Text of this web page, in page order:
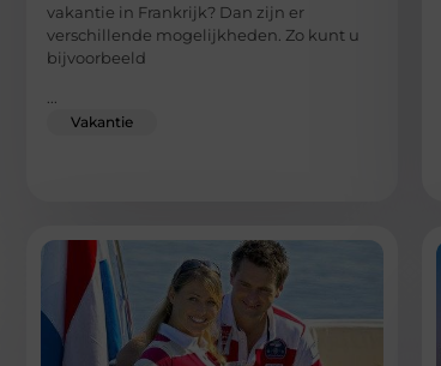
vakantie in Frankrijk? Dan zijn er
verschillende mogelijkheden. Zo kunt u
bijvoorbeeld
...
Vakantie